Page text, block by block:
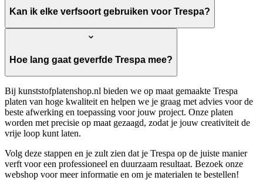
Kan ik elke verfsoort gebruiken voor Trespa?
Hoe lang gaat geverfde Trespa mee?
Bij kunststofplatenshop.nl bieden we op maat gemaakte Trespa
platen van hoge kwaliteit en helpen we je graag met advies voor de
beste afwerking en toepassing voor jouw project. Onze platen
worden met precisie op maat gezaagd, zodat je jouw creativiteit de
vrije loop kunt laten.
Volg deze stappen en je zult zien dat je Trespa op de juiste manier
verft voor een professioneel en duurzaam resultaat. Bezoek onze
webshop voor meer informatie en om je materialen te bestellen!